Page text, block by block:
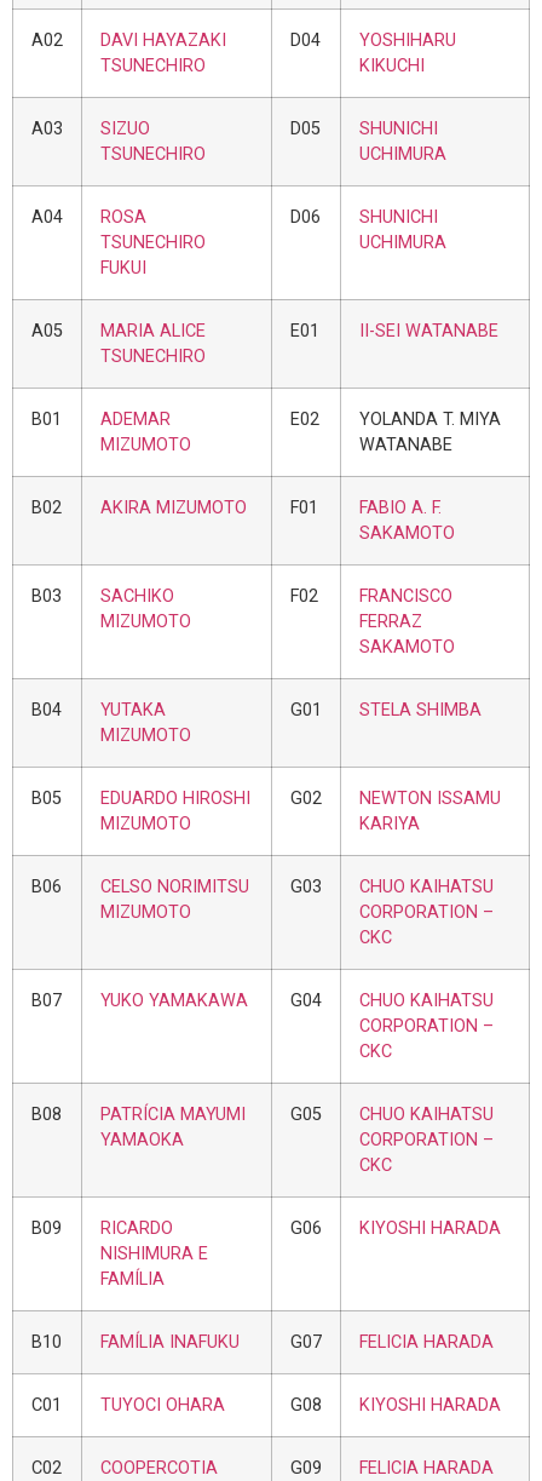
A02
DAVI HAYAZAKI
TSUNECHIRO
D04
YOSHIHARU
KIKUCHI
A03
SIZUO
TSUNECHIRO
D05
SHUNICHI
UCHIMURA
A04
ROSA
TSUNECHIRO
FUKUI
D06
SHUNICHI
UCHIMURA
A05
MARIA ALICE
TSUNECHIRO
E01 II-SEI WATANABE
B01
ADEMAR
MIZUMOTO
E02
YOLANDA T. MIYA
WATANABE
B02 AKIRA MIZUMOTO F01
FABIO A. F.
SAKAMOTO
B03
SACHIKO
MIZUMOTO
F02
FRANCISCO
FERRAZ
SAKAMOTO
B04
YUTAKA
MIZUMOTO
G01 STELA SHIMBA
B05
EDUARDO HIROSHI
MIZUMOTO
G02
NEWTON ISSAMU
KARIYA
B06
CELSO NORIMITSU
MIZUMOTO
G03
CHUO KAIHATSU
CORPORATION –
CKC
B07 YUKO YAMAKAWA G04
CHUO KAIHATSU
CORPORATION –
CKC
B08
PATRÍCIA MAYUMI
YAMAOKA
G05
CHUO KAIHATSU
CORPORATION –
CKC
B09
RICARDO
NISHIMURA E
FAMÍLIA
G06 KIYOSHI HARADA
B10 FAMÍLIA INAFUKU G07 FELICIA HARADA
C01 TUYOCI OHARA G08 KIYOSHI HARADA
C02
COOPERCOTIA
G09 FELICIA HARADA